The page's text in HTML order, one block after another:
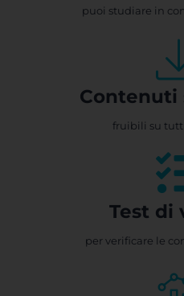
puoi studiare in
Contenuti
fruibili su
Test di
per verificare le